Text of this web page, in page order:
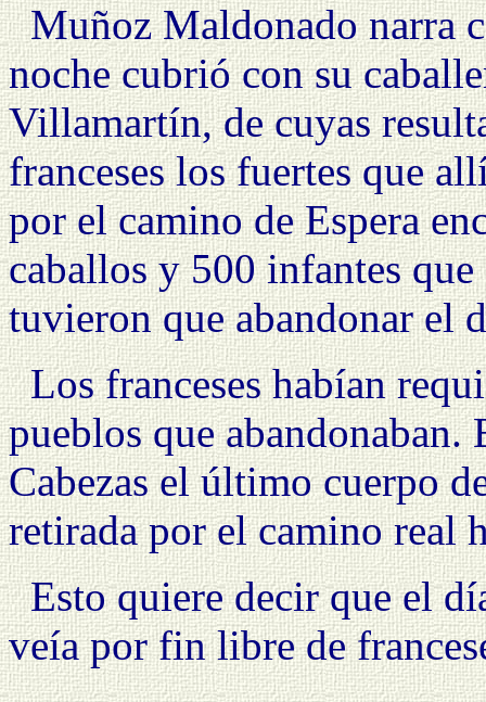
Muñoz Maldonado narra
noche cubrió con su
Villamartín, de cuyas
franceses los fuertes que
por el camino de Espera
caballos y 500 infantes
tuvieron que abandonar el
Los franceses habían
pueblos que
Cabezas el último cuerpo
retirada por el camino real
Esto quiere decir que el
veía por fin libre de